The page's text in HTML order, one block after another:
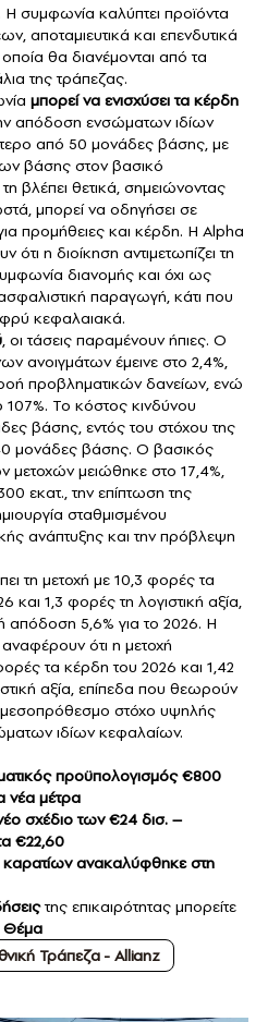
συμφωνία καλύπτει προϊόντα
αποταμιευτικά και επενδυτικά
θα διανέμονται από τα
της τράπεζας.
μπορεί να ενισχύσει τα κέρδη
απόδοση ενσώματων ιδίων
από 50 μονάδες βάσης, με
βάσης στον βασικό
βλέπει θετικά, σημειώνοντας
μπορεί να οδηγήσει σε
προμήθειες και κέρδη. Η Alpha
ότι η διοίκηση αντιμετωπίζει τη
διανομής και όχι ως
παραγωγή, κάτι που
κεφαλαιακά.
, οι τάσεις παραμένουν ήπιες. Ο
ανοιγμάτων έμεινε στο 2,4%,
προβληματικών δανείων, ενώ
Το κόστος κινδύνου
βάσης, εντός του στόχου της
μονάδες βάσης. Ο βασικός
μετοχών μειώθηκε στο 17,4%,
εκατ., την επίπτωση της
σταθμισμένου
ανάπτυξης και την πρόβλεψη
τη μετοχή με 10,3 φορές τα
και 1,3 φορές τη λογιστική αξία,
απόδοση 5,6% για το 2026. Η
ότι η μετοχή
τα κέρδη του 2026 και 1,42
αξία, επίπεδα που θεωρούν
μεσοπρόθεσμο στόχο υψηλής
ιδίων κεφαλαίων.
προϋπολογισμός €800
νέα μέτρα
σχέδιο των €24 δισ. –
€22,60
καρατίων ανακαλύφθηκε στη
της επικαιρότητας μπορείτε
Τράπεζα - Allianz